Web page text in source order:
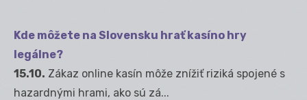
Kde môžete na Slovensku hrať kasíno hry
legálne?
15.10. Zákaz online kasín môže znížiť riziká spojené s
hazardnými hrami, ako sú zá...